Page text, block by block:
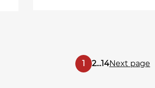
Page
1 Page
2…Page
14Next page